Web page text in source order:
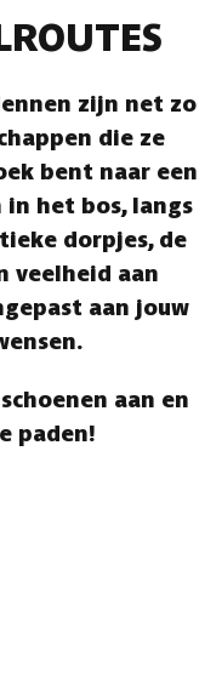
zijn net zo
die ze
bent naar een
het bos, langs
dorpjes, de
veelheid aan
aan jouw
aan en
paden!